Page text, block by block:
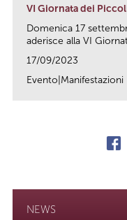
VI Giornata dei
Domenica 17
aderisce alla VI
17/09/2023
Evento|Manifestazioni
NEWS